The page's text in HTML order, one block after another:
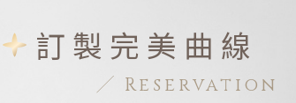
訂製完美曲線
Reservation